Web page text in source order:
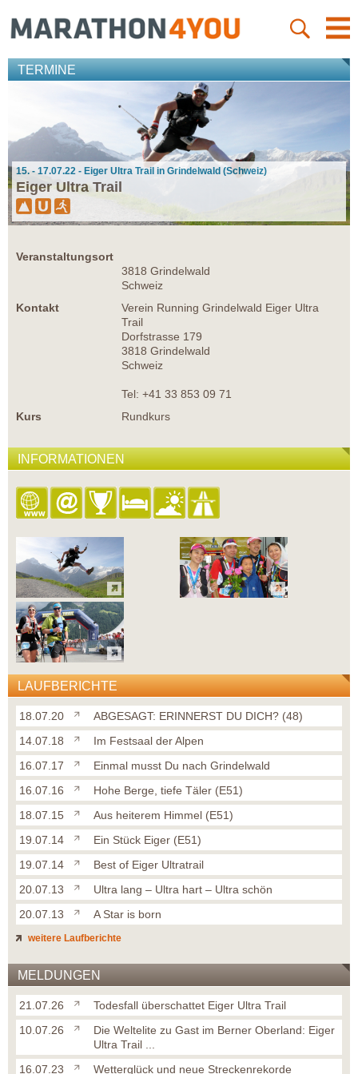
TERMINE
15. - 17.07.22 - Eiger Ultra Trail in Grindelwald (Schweiz)
Eiger Ultra Trail
Veranstaltungsort
3818 Grindelwald
Schweiz
Kontakt
Verein Running Grindelwald Eiger Ultra
Trail
Dorfstrasse 179
3818 Grindelwald
Schweiz
Tel: +41 33 853 09 71
Kurs
Rundkurs
INFORMATIONEN
LAUFBERICHTE
18.07.20
ABGESAGT: ERINNERST DU DICH? (48)
14.07.18
Im Festsaal der Alpen
16.07.17
Einmal musst Du nach Grindelwald
16.07.16
Hohe Berge, tiefe Täler (E51)
18.07.15
Aus heiterem Himmel (E51)
19.07.14
Ein Stück Eiger (E51)
19.07.14
Best of Eiger Ultratrail
20.07.13
Ultra lang – Ultra hart – Ultra schön
20.07.13
A Star is born
weitere Laufberichte
MELDUNGEN
21.07.26
Todesfall überschattet Eiger Ultra Trail
10.07.26
Die Weltelite zu Gast im Berner Oberland: Eiger
Ultra Trail ...
16.07.23
Wetterglück und neue Streckenrekorde